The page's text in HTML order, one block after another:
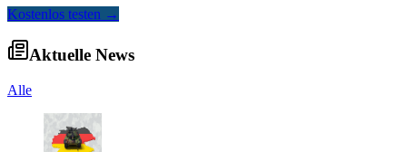
Kostenlos testen →
Aktuelle News
Alle